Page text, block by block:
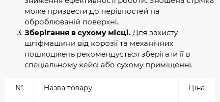
може призвести до нерівностей на
оброблюваній поверхні.
Зберігання в сухому місці. Для захисту
шліфмашини від корозії та механічних
пошкоджень рекомендується зберігати її в
спеціальному кейсі або сухому приміщенні.
№ Назва товару Ціна